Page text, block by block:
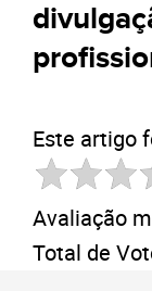
Este artigo
Avaliação
Total de